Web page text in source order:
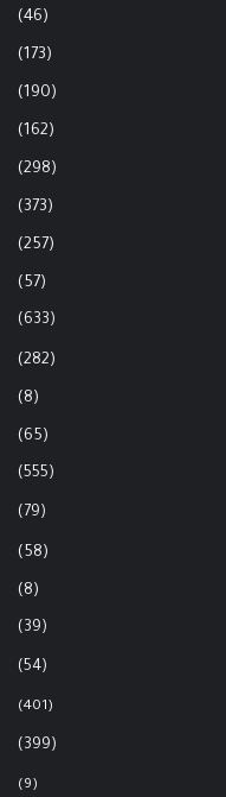
(46)
(173)
(190)
(162)
(298)
(373)
(257)
(57)
(633)
(282)
(8)
(65)
(555)
(79)
(58)
(8)
(39)
(54)
(401)
(399)
(9)